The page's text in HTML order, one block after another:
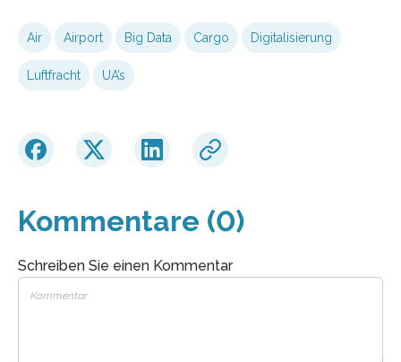
Air Airport Big Data Cargo Digitalisierung
Luftfracht UA’s
Kommentare (0)
Schreiben Sie einen Kommentar